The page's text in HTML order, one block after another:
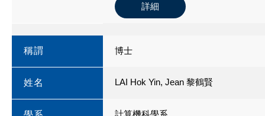
詳細
稱謂 博士
姓名 LAI Hok Yin, Jean 黎鶴賢
計算機科學系